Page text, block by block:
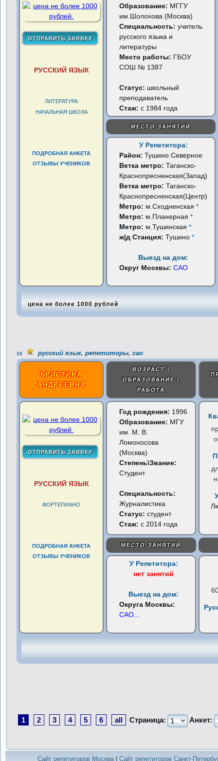
РУССКИЙ ЯЗЫК
ЛИТЕРАТУРА
НАЧАЛЬНАЯ ШКОЛА
ПОДРОБНАЯ АНКЕТА
ОТЗЫВЫ УЧЕНИКОВ
Образование: МГГУ
им.Шолохова (Москва)
Специальность: учитель
русского языка и
литературы
Место работы: ГБОУ
СОШ № 1387
Статус: школьный
преподаватель
Стаж: с 1984 года
МЕСТО ЗАНЯТИЙ
У Репетитора:
Район:Тушино Северное
Ветка метро:Таганско-
Краснопресненская(Запад)
Ветка метро:Таганско-
Краснопресненская(Центр)
Метро: м.Сходненская*
Метро: м.Планерная*
Метро: м.Тушинская*
ж|д Станция:Тушино*
Выезд на дом:
Округ Москвы:САО
цена не более 1000 рублей
10 русский язык, репетиторы, сао
КРИСТИНА
АНДРЕЕВНА
ВОЗРАСТ |
ОБРАЗОВАНИЕ |
РАБОТА
РУССКИЙ ЯЗЫК
ФОРТЕПИАНО
ПОДРОБНАЯ АНКЕТА
ОТЗЫВЫ УЧЕНИКОВ
Год рождения: 1996
Образование: МГУ
им. М. В.
Ломоносова
(Москва)
Степень\Звание:
Студент
Специальность:
Журналистика
Статус:студент
Стаж: с 2014 года
МЕСТО ЗАНЯТИЙ
У Репетитора:
нет занятий
Выезд на дом:
Округа Москвы:
САО
1 2 3 4 5 6 all Страница: Анкет:
Сайт репетиторов Москва| Сайт репетиторов Санкт-